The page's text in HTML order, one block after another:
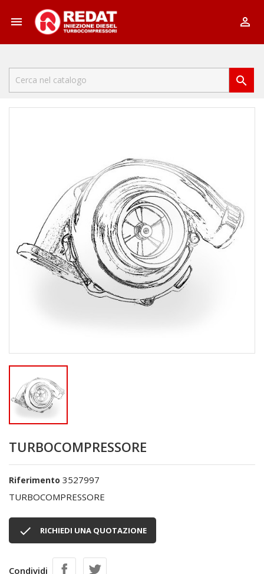
 

TURBOCOMPRESSORE
Riferimento 3527997
TURBOCOMPRESSORE
 RICHIEDI UNA QUOTAZIONE
Condividi